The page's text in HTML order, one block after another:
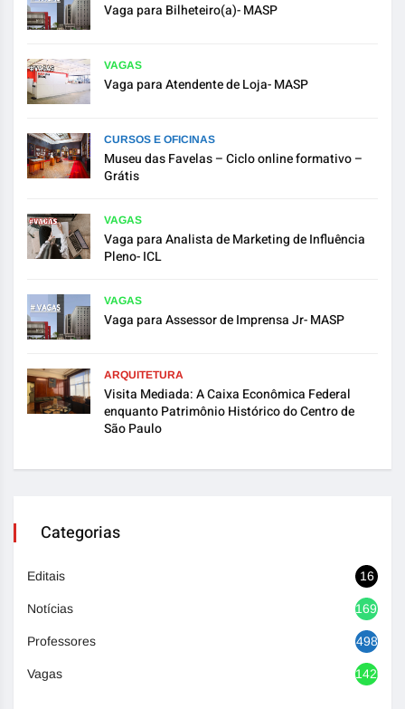
Vaga para Bilheteiro(a)- MASP
VAGAS
Vaga para Atendente de Loja- MASP
CURSOS E OFICINAS
Museu das Favelas – Ciclo online formativo –
Grátis
VAGAS
Vaga para Analista de Marketing de Influência
Pleno- ICL
VAGAS
Vaga para Assessor de Imprensa Jr- MASP
ARQUITETURA
Visita Mediada: A Caixa Econômica Federal
enquanto Patrimônio Histórico do Centro de
São Paulo
Categorias
Editais 16
Notícias 1692
Professores 498
Vagas 1420